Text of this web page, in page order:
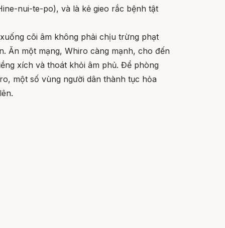
nui-te-po), và là kẻ gieo rắc bệnh tật
cõi âm không phải chịu trừng phạt
Ăn một mạng, Whiro càng mạnh, cho đến
xích và thoát khỏi âm phủ. Để phòng
một số vùng người dân thành tục hỏa